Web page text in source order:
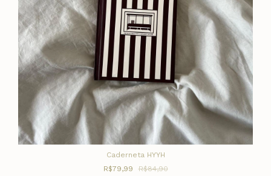
Caderneta HYYH
R$79,99
R$84,90